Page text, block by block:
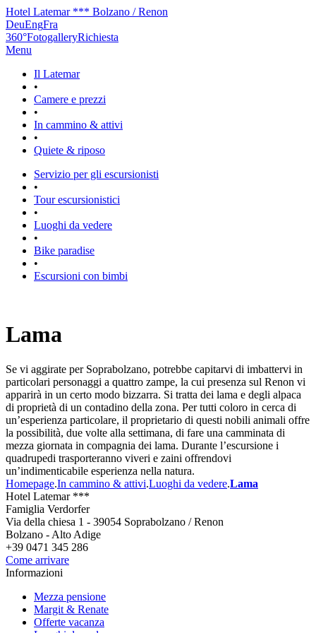
Hotel Latemar *** Bolzano / Renon
DeuEngFra
360°FotogalleryRichiesta
Menu
Il Latemar
•
Camere e prezzi
•
In cammino & attivi
•
Quiete & riposo
Servizio per gli escursionisti
•
Tour escursionistici
•
Luoghi da vedere
•
Bike paradise
•
Escursioni con bimbi
Lama
Se vi aggirate per Soprabolzano, potrebbe capitarvi di imbattervi in
particolari personaggi a quattro zampe, la cui presenza sul Renon vi
apparirà in un certo modo bizzarra. Si tratta dei lama e degli alpaca
di proprietà di un contadino della zona. Per tutti coloro in cerca di
un’esperienza particolare, il proprietario di questi nobili animali offre
la possibilità, due volte alla settimana, di fare una camminata di
mezza giornata in compagnia dei lama. Durante l’escursione i
quadrupedi trasporteranno viveri e zaini offrendovi
un’indimenticabile esperienza nella natura.
Homepage.In cammino & attivi.Luoghi da vedere.Lama
Hotel Latemar ***
Famiglia Verdorfer
Via della chiesa 1 - 39054 Soprabolzano / Renon
Bolzano - Alto Adige
+39 0471 345 286
Come arrivare
Informazioni
Mezza pensione
Margit & Renate
Offerte vacanza